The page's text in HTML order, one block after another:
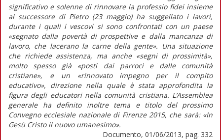
significativo e solenne di rinnovare la professio fidei insieme
al successore di Pietro (23 maggio) ha suggellato i lavori,
durante i quali i vescovi si sono confrontati con un paese
«segnato dalla povertà di prospettive e dalla mancanza di
lavoro, che lacerano la carne della gente». Una situazione
che richiede assistenza, ma anche «segni di prossimità»,
molto spesso già «posti dai parroci e dalle comunità
cristiane», e un «rinnovato impegno per il compito
educativo», direzione nella quale è stata approfondita la
figura degli educatori nella comunità cristiana. L’Assemblea
generale ha definito inoltre tema e titolo del prossimo
Convegno ecclesiale nazionale di Firenze 2015, che sarà: «In
Gesù Cristo il nuovo umanesimo».
Documento, 01/06/2013, pag. 332